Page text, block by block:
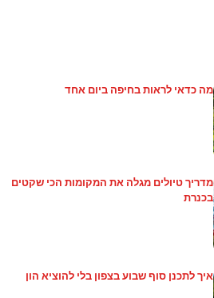
מה כדאי לראות בחיפה ביום אחד
מדריך טיולים מגלה את המקומות הכי שקטים
בכנרת
איך לתכנן סוף שבוע בצפון בלי להוציא הון